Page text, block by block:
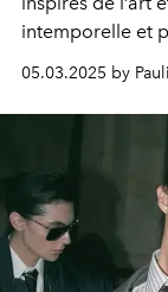
intemporelle et
05.03.2025 by